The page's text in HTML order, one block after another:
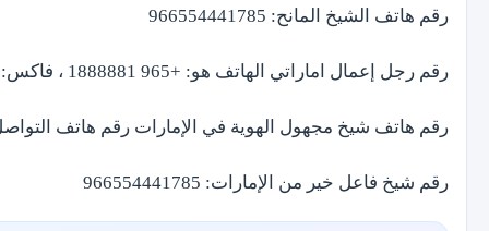
رقم هاتف الشيخ المانح: 966554441785
رقم رجل إعمال اماراتي الهاتف هو: +965 1888881 ، فاكس: +965 22430559.
رقم هاتف شيخ مجهول الهوية في الإمارات رقم هاتف التواصل:
رقم شيخ فاعل خير من الإمارات: 966554441785